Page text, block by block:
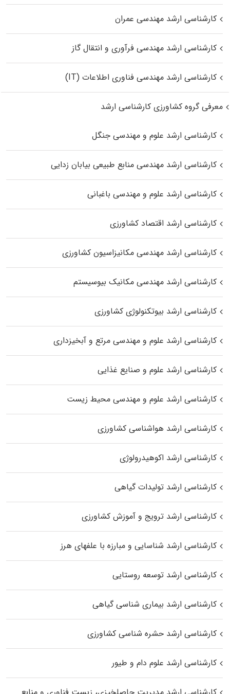
کارشناسی ارشد مهندسی عمران
کارشناسی ارشد مهندسی فرآوری و انتقال گاز
کارشناسی ارشد مهندسی فناوری اطلاعات (IT)
معرفی گروه کشاورزی کارشناسی ارشد
کارشناسی ارشد علوم و مهندسی جنگل
کارشناسی ارشد مهندسی منابع طبیعی بیابان زدایی
کارشناسی ارشد علوم و مهندسی باغبانی
کارشناسی ارشد اقتصاد کشاورزی
کارشناسی ارشد مهندسی مکانیزاسیون کشاورزی
کارشناسی ارشد مهندسی مکانیک بیوسیستم
کارشناسی ارشد بیوتکنولوژی کشاورزی
کارشناسی ارشد علوم و مهندسی مرتع و آبخیزداری
کارشناسی ارشد علوم و صنایع غذایی
کارشناسی ارشد علوم و مهندسی محیط زیست
کارشناسی ارشد هواشناسی کشاورزی
کارشناسی ارشد اکوهیدرولوژی
کارشناسی ارشد تولیدات گیاهی
کارشناسی ارشد ترویج و آموزش کشاورزی
کارشناسی ارشد شناسایی و مبارزه با علفهای هرز
کارشناسی ارشد توسعه روستایی
کارشناسی ارشد بیماری‌ شناسی گیاهی
کارشناسی ارشد حشره‌ شناسی کشاورزی
کارشناسی ارشد علوم دام و طیور